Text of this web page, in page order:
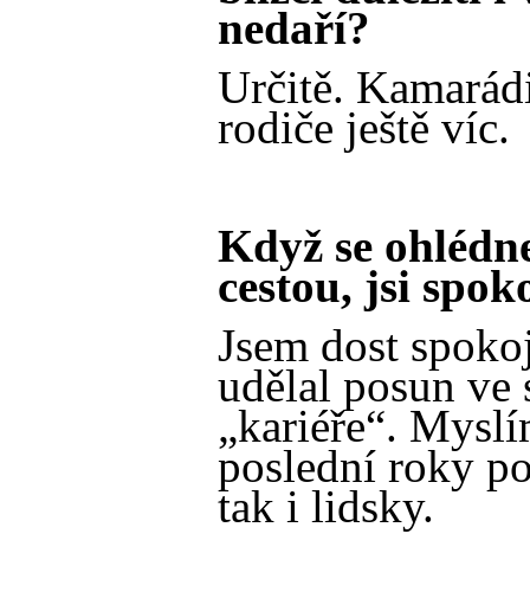
nedaří?
Určitě.
rodiče ještě víc.
Když se
cestou, jsi
Jsem dost
udělal posun ve
„kariéře“.
poslední roky
tak i lidsky.